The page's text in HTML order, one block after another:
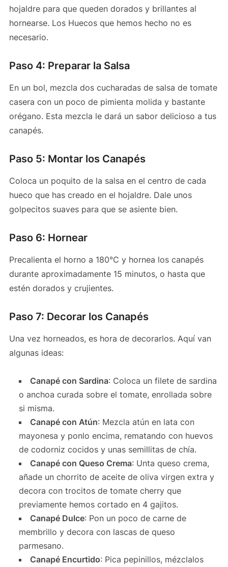
hojaldre para que queden dorados y brillantes al
hornearse. Los Huecos que hemos hecho no es
necesario.
Paso 4: Preparar la Salsa
En un bol, mezcla dos cucharadas de salsa de tomate
casera con un poco de pimienta molida y bastante
orégano. Esta mezcla le dará un sabor delicioso a tus
canapés.
Paso 5: Montar los Canapés
Coloca un poquito de la salsa en el centro de cada
hueco que has creado en el hojaldre. Dale unos
golpecitos suaves para que se asiente bien.
Paso 6: Hornear
Precalienta el horno a 180°C y hornea los canapés
durante aproximadamente 15 minutos, o hasta que
estén dorados y crujientes.
Paso 7: Decorar los Canapés
Una vez horneados, es hora de decorarlos. Aquí van
algunas ideas:
Canapé con Sardina: Coloca un filete de sardina
o anchoa curada sobre el tomate, enrollada sobre
si misma.
Canapé con Atún: Mezcla atún en lata con
mayonesa y ponlo encima, rematando con huevos
de codorniz cocidos y unas semillitas de chía.
Canapé con Queso Crema: Unta queso crema,
añade un chorrito de aceite de oliva virgen extra y
decora con trocitos de tomate cherry que
previamente hemos cortado en 4 gajitos.
Canapé Dulce: Pon un poco de carne de
membrillo y decora con lascas de queso
parmesano.
Canapé Encurtido: Pica pepinillos, mézclalos